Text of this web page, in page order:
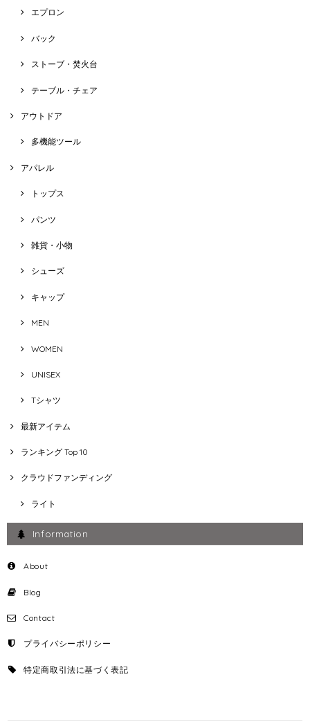
エプロン
バック
ストーブ・焚火台
テーブル・チェア
アウトドア
多機能ツール
アパレル
トップス
パンツ
雑貨・小物
シューズ
キャップ
MEN
WOMEN
UNISEX
Tシャツ
最新アイテム
ランキング Top 10
クラウドファンディング
ライト
Information
About
Blog
Contact
プライバシーポリシー
特定商取引法に基づく表記